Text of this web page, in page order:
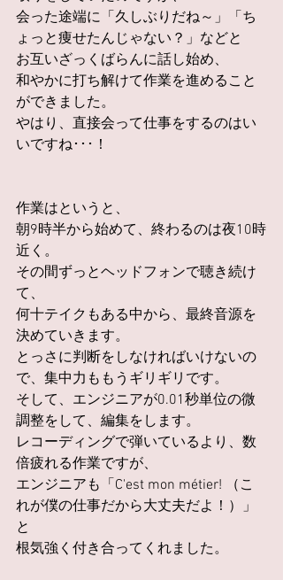
会った途端に「久しぶりだね～」「ち
ょっと痩せたんじゃない？」などと
お互いざっくばらんに話し始め、
和やかに打ち解けて作業を進めること
ができました。
やはり、直接会って仕事をするのはい
いですね･･･！
作業はというと、
朝9時半から始めて、終わるのは夜10時
近く。
その間ずっとヘッドフォンで聴き続け
て、
何十テイクもある中から、最終音源を
決めていきます。
とっさに判断をしなければいけないの
で、集中力ももうギリギリです。
そして、エンジニアが0.01秒単位の微
調整をして、編集をします。
レコーディングで弾いているより、数
倍疲れる作業ですが、
エンジニアも「C'est mon métier! （こ
れが僕の仕事だから大丈夫だよ！）」
と
根気強く付き合ってくれました。